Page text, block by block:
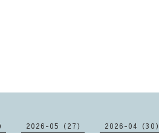
2026-05（27） 2026-04（30）